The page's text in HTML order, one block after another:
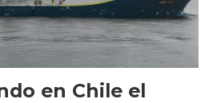
en Chile el